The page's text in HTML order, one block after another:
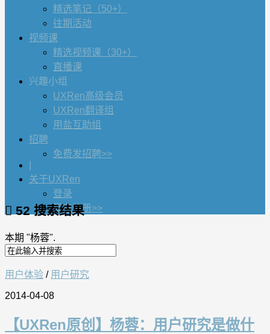
精选笔记（50+）
往期活动
视频课
精选视频课（30+）
直播课
兴趣小组
UXRen高级会员
UXRen翻译组
用盐互助组
招聘
免费发招聘>>
关于UXRen
登录
现在注册>>
52 搜索结果
本期 "杨蓉".
用户体验 / 用户研究
2014-04-08
【UXRen原创】杨蓉：用户研究是做什